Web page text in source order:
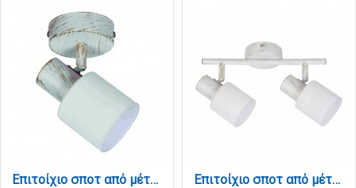
Επιτοίχιο σποτ από μέταλλο σε απόχρωση λευκής πατίνας 1XE14 D:8cm (9079-1Φ-Λευκή Πατίνα) Επιτοίχιο σποτ από μέταλλο σε απόχρωση λευκής πατίνας 2XE14 D:27cm (9079-2Φ-Λευκή Πατίνα)